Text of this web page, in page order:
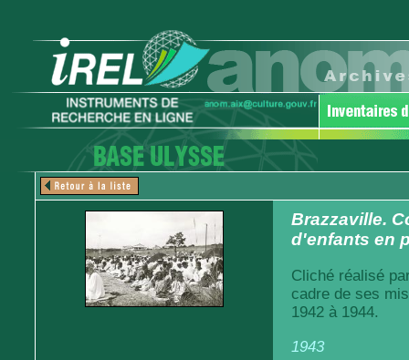
Brazzaville.
d'enfants en
Cliché réalisé
cadre de ses
1942 à 1944.
1943